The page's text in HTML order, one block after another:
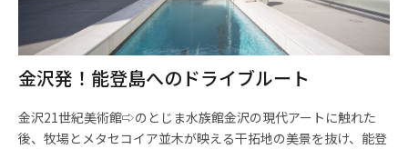
金沢発！能登島へのドライブルート
金沢21世紀美術館⇨のとじま水族館金沢の現代アートに触れた
後、牧場とメタセコイア並木が映える干拓地の美景を抜け、能登